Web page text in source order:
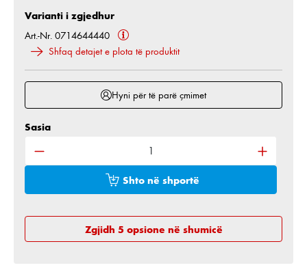
Varianti i zgjedhur
Art.-Nr. 0714644440
Shfaq detajet e plota të produktit
Hyni për të parë çmimet
Sasia e produktit: Shkruani sasinë e dëshiruar
Sasia
Shto në shportë
Zgjidh 5 opsione në shumicë